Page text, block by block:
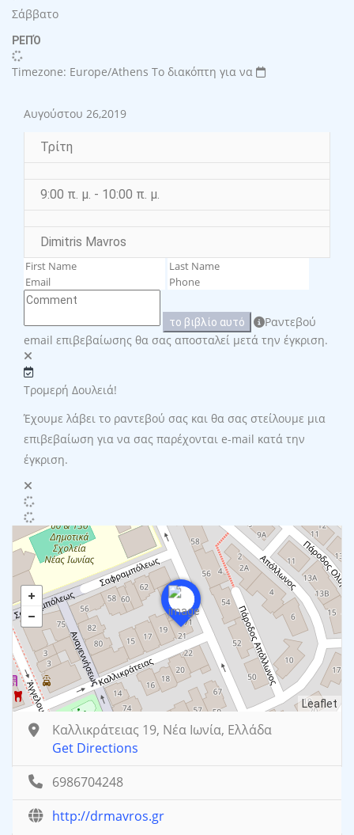
Σάββατο
ΡΕΠΌ
Timezone: Europe/Athens Το διακόπτη για να
Αυγούστου 26,2019
Τρίτη
9:00 π. μ. - 10:00 π. μ.
Dimitris Mavros
το βιβλίο αυτό
Ραντεβού
email επιβεβαίωσης θα σας αποσταλεί μετά την έγκριση.
Τρομερή Δουλειά!
Έχουμε λάβει το ραντεβού σας και θα σας στείλουμε μια
επιβεβαίωση για να σας παρέχονται e-mail κατά την
έγκριση.
Leaflet
Καλλικράτειας 19, Νέα Ιωνία, Ελλάδα
Get Directions
6986704248
http://drmavros.gr